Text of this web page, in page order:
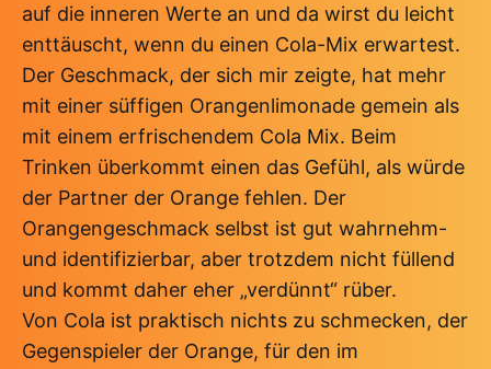
auf die inneren Werte an und da wirst du leicht
enttäuscht, wenn du einen Cola-Mix erwartest.
Der Geschmack, der sich mir zeigte, hat mehr
mit einer süffigen Orangenlimonade gemein als
mit einem erfrischendem Cola Mix. Beim
Trinken überkommt einen das Gefühl, als würde
der Partner der Orange fehlen. Der
Orangengeschmack selbst ist gut wahrnehm-
und identifizierbar, aber trotzdem nicht füllend
und kommt daher eher „verdünnt“ rüber.
Von Cola ist praktisch nichts zu schmecken, der
Gegenspieler der Orange, für den im